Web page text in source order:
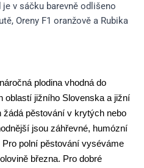
v sáčku barevně odlišeno
Oreny F1 oranžově a Rubika
plodina vhodná do
oblastí jižního Slovenska a jižní
žádá pěstování v krytých nebo
jsou záhřevné, humózní
polní pěstování vyséváme
března. Pro dobré